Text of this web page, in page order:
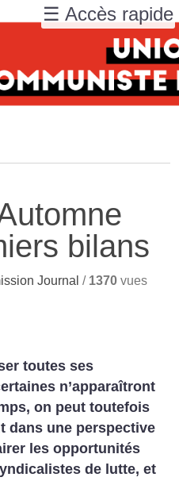
bilans
Journal / 1370 vues
toutes ses
n’apparaîtront
on peut toutefois
dans une perspective
les opportunités
de lutte, et
☰ Accès rapide